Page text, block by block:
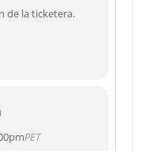
de la ticketera.
PET